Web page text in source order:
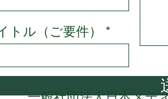
トル（ご要件）